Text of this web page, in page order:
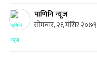
पाणिनि न्यूज
सोमबार, २६ मंसिर